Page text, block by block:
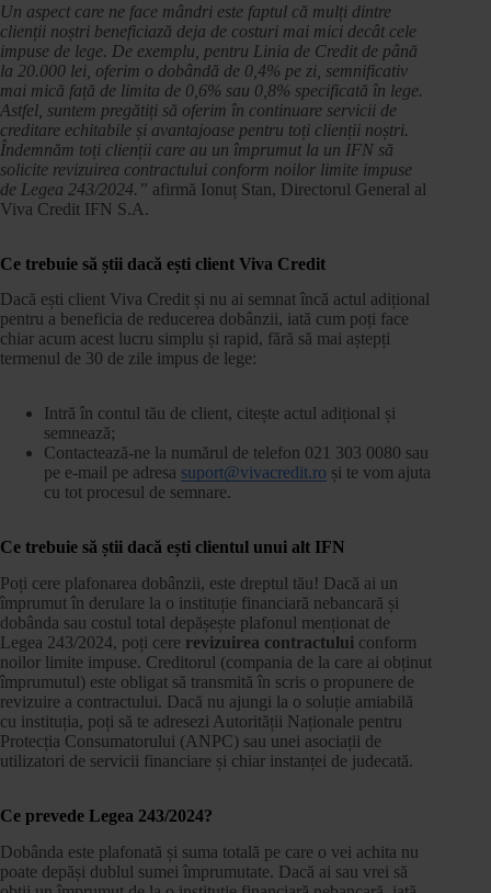
Un aspect care ne face mândri este faptul că mulți dintre
clienții noștri beneficiază deja de costuri mai mici decât cele
impuse de lege. De exemplu, pentru Linia de Credit de până
la 20.000 lei, oferim o dobândă de 0,4% pe zi, semnificativ
mai mică față de limita de 0,6% sau 0,8% specificată în lege.
Astfel, suntem pregătiți să oferim în continuare servicii de
creditare echitabile și avantajoase pentru toți clienții noștri.
Îndemnăm toți clienții care au un împrumut la un IFN să
solicite revizuirea contractului conform noilor limite impuse
de Legea 243/2024.” afirmă Ionuț Stan, Directorul General al
Viva Credit IFN S.A.
Ce trebuie să știi dacă ești client Viva Credit
Dacă ești client Viva Credit și nu ai semnat încă actul adițional
pentru a beneficia de reducerea dobânzii, iată cum poți face
chiar acum acest lucru simplu și rapid, fără să mai aștepți
termenul de 30 de zile impus de lege:
Intră în contul tău de client, citește actul adițional și
semnează;
Contactează-ne la numărul de telefon 021 303 0080 sau
pe e-mail pe adresa suport@vivacredit.ro și te vom ajuta
cu tot procesul de semnare.
Ce trebuie să știi dacă ești clientul unui alt IFN
Poți cere plafonarea dobânzii, este dreptul tău! Dacă ai un
împrumut în derulare la o instituție financiară nebancară și
dobânda sau costul total depășește plafonul menționat de
Legea 243/2024, poți cere revizuirea contractului conform
noilor limite impuse. Creditorul (compania de la care ai obținut
împrumutul) este obligat să transmită în scris o propunere de
revizuire a contractului. Dacă nu ajungi la o soluție amiabilă
cu instituția, poți să te adresezi Autorității Naționale pentru
Protecția Consumatorului (ANPC) sau unei asociații de
utilizatori de servicii financiare și chiar instanței de judecată.
Ce prevede Legea 243/2024?
Dobânda este plafonată și suma totală pe care o vei achita nu
poate depăși dublul sumei împrumutate. Dacă ai sau vrei să